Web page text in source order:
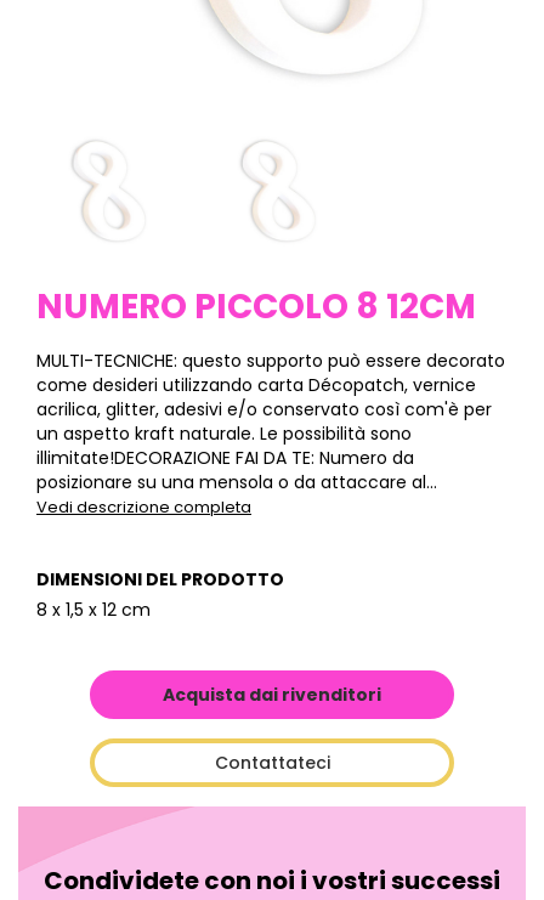
NUMERO PICCOLO 8 12CM
MULTI-TECNICHE: questo supporto può essere decorato
come desideri utilizzando carta Décopatch, vernice
acrilica, glitter, adesivi e/o conservato così com'è per
un aspetto kraft naturale. Le possibilità sono
illimitate!DECORAZIONE FAI DA TE: Numero da
posizionare su una mensola o da attaccare al...
Vedi descrizione completa
DIMENSIONI DEL PRODOTTO
8 x 1,5 x 12 cm
Acquista dai rivenditori
Contattateci
Condividete con noi i vostri successi